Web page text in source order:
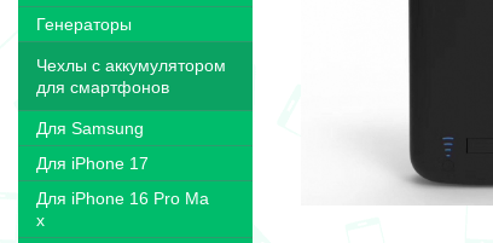
Генераторы
Чехлы с аккумулятором
для смартфонов
Для Samsung
Для iPhone 17
Для iPhone 16 Pro Ma
x